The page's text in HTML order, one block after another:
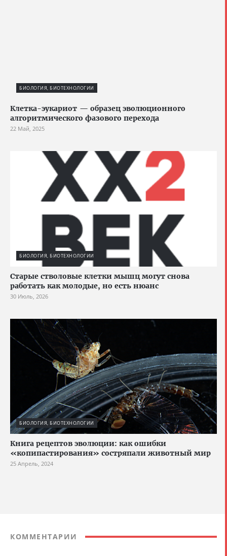
БИОЛОГИЯ, БИОТЕХНОЛОГИИ
Клетка-эукариот — образец эволюционного
алгоритмического фазового перехода
22 Май, 2025
БИОЛОГИЯ, БИОТЕХНОЛОГИИ
Старые стволовые клетки мышц могут снова
работать как молодые, но есть нюанс
30 Июль, 2026
БИОЛОГИЯ, БИОТЕХНОЛОГИИ
Книга рецептов эволюции: как ошибки
«копипастирования» состряпали животный мир
25 Апрель, 2024
КОММЕНТАРИИ